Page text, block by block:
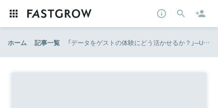
ホーム 記事一覧 「データをゲストの体験にどう活かせるか？」─USJが目指す、“届けたい体験”から逆算するデジタル戦略